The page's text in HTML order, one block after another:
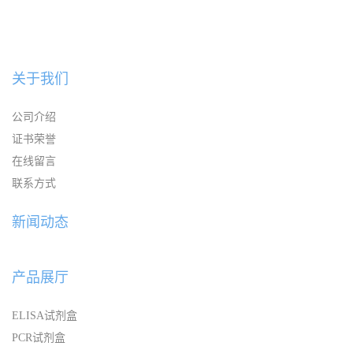
关于我们
公司介绍
证书荣誉
在线留言
联系方式
新闻动态
产品展厅
ELISA试剂盒
PCR试剂盒